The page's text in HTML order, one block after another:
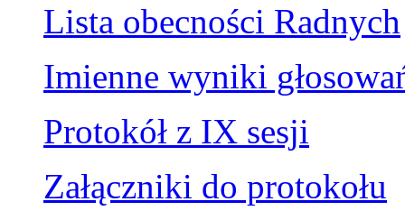
Lista obecności Radnych
Imienne wyniki
Protokół z IX sesji
Załączniki do protokołu